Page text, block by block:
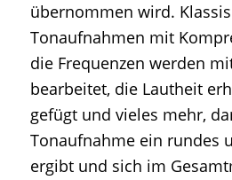
übernommen wird.
Tonaufnahmen mit
die Frequenzen werden
bearbeitet, die Lautheit
gefügt und vieles mehr,
Tonaufnahme ein rundes
ergibt und sich im